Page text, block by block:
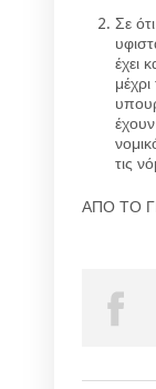
Σε
έχει
τις
ΑΠΟ ΤΟ